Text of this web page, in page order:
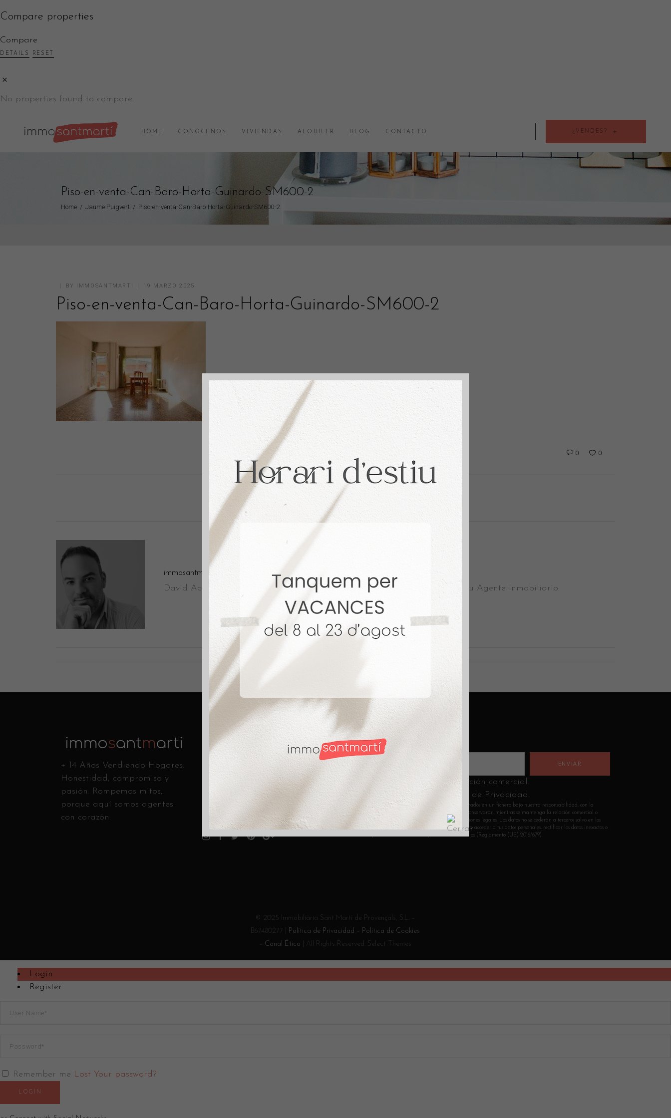
Compare properties
Compare
DETAILS RESET
No properties found to compare.
HOME CONÓCENOS VIVIENDAS ALQUILER BLOG CONTACTO ¿VENDES?
Piso-en-venta-Can-Baro-Horta-Guinardo-SM600-2
Home / Jaume Puigvert / Piso-en-venta-Can-Baro-Horta-Guinardo-SM600-2
BY IMMOSANTMARTI 19 MARZO 2025
Piso-en-venta-Can-Baro-Horta-Guinardo-SM600-2
0 0
immosantmarti
David Aceituno. + 14 años Vendiendo Hogares. 4,9 🌟 Reseñas en Google. Tu Agente Inmobiliario.
+ 14 Años Vendiendo Hogares.
Honestidad, compromiso y
pasión. Rompemos mitos,
porque aquí somos agentes
con corazón.
Contact
C/ Cantabria 8 (esquina C/
Andrade)
933 14 85 41
info@immobiliariasantmarti.com
Síguenos desde:
Suscríbete
SI autorizo a recibir información comercial.
He leído y acepto la Política de Privacidad.
Te informamos que los datos personales, estarán incorporados en un fichero bajo nuestra responsabilidad, con la
finalidad de prestarte el servicio solicitado. Los datos se conservarán mientras se mantenga la relación comercial o
durante los años necesarios para cumplir con las obligaciones legales. Los datos no se cederán a terceros salvo en los
casos en que exista una obligación legal. Tienes derecho a acceder a tus datos personales, rectificar los datos inexactos o
solicitar su supresión cuando los datos ya no sean necesarios (Reglamento (UE) 2016/679).
© 2025 Immobiliària Sant Martí de Provençals, S.L. –
B67480277 |
Política de Privacidad
Política de Cookies
Canal Ético | All Rights Reserved. Select Themes
Login
Register
Remember me Lost Your password?
LOGIN